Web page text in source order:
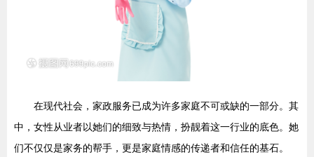
在现代社会，家政服务已成为许多家庭不可或缺的一部分。其
中，女性从业者以她们的细致与热情，扮靓着这一行业的底色。她
们不仅仅是家务的帮手，更是家庭情感的传递者和信任的基石。